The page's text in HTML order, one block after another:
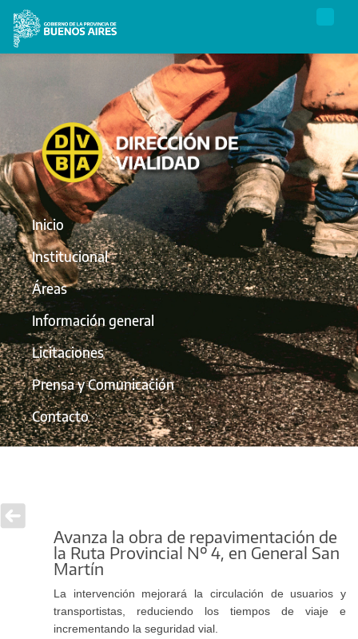
Inicio
Institucional
Áreas
Información general
Licitaciones
Prensa y Comunicación
Contacto
Avanza la obra de repavimentación de
la Ruta Provincial Nº 4, en General San
Martín
La intervención mejorará la circulación de usuarios y
transportistas, reduciendo los tiempos de viaje e
incrementando la seguridad vial.